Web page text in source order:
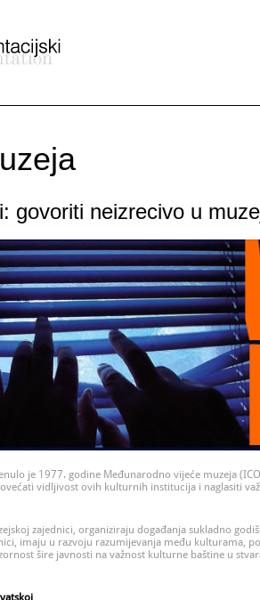
govoriti neizrecivo u
je 1977. godine Međunarodno vijeće muzeja
vidljivost ovih kulturnih institucija i naglasiti
zajednici, organiziraju događanja sukladno
imaju u razvoju razumijevanja među kulturama,
šire javnosti na važnost kulturne baštine u